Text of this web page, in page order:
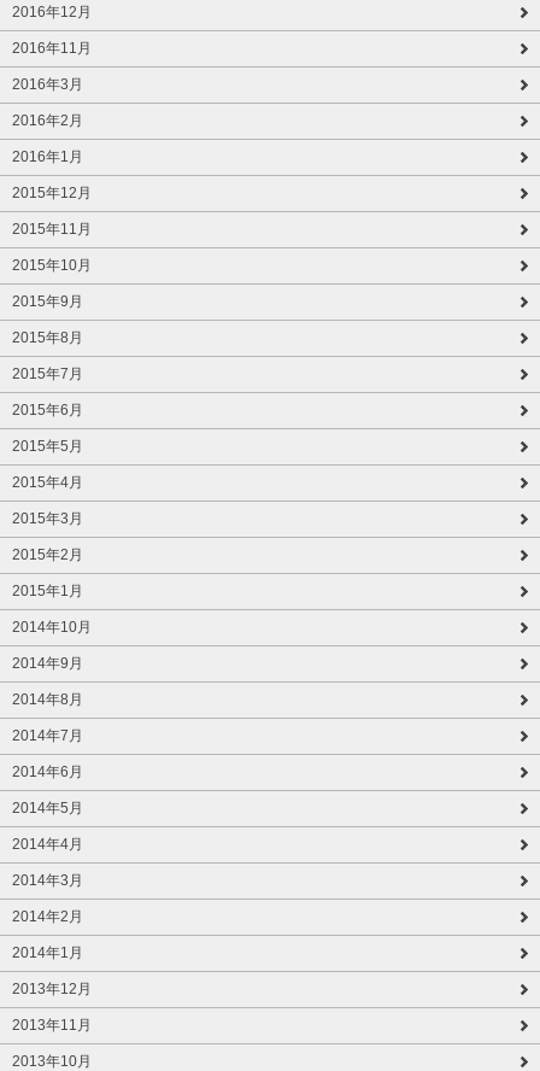
2016年12月
2016年11月
2016年3月
2016年2月
2016年1月
2015年12月
2015年11月
2015年10月
2015年9月
2015年8月
2015年7月
2015年6月
2015年5月
2015年4月
2015年3月
2015年2月
2015年1月
2014年10月
2014年9月
2014年8月
2014年7月
2014年6月
2014年5月
2014年4月
2014年3月
2014年2月
2014年1月
2013年12月
2013年11月
2013年10月